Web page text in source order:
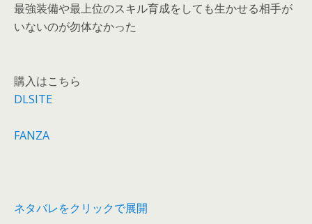
最強装備や最上位のスキル育成をしても生かせる相手が
いないのが勿体なかった
購入はこちら
DLSITE
FANZA
ネタバレをクリックで展開